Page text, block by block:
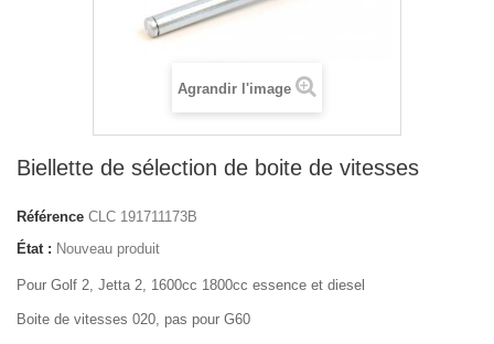
Agrandir l'image
Biellette de sélection de boite de vitesses
Référence CLC 191711173B
État : Nouveau produit
Pour Golf 2, Jetta 2, 1600cc 1800cc essence et diesel
Boite de vitesses 020, pas pour G60